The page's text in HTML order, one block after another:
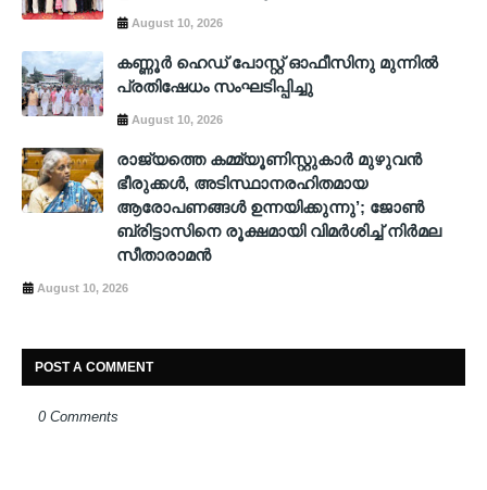
August 10, 2026
കണ്ണൂർ ഹെഡ് പോസ്റ്റ് ഓഫീസിനു മുന്നിൽ
പ്രതിഷേധം സംഘടിപ്പിച്ചു
August 10, 2026
രാജ്യത്തെ കമ്മ്യൂണിസ്റ്റുകാർ മുഴുവൻ
ഭീരുക്കൾ, അടിസ്ഥാനരഹിതമായ
ആരോപണങ്ങൾ ഉന്നയിക്കുന്നു’; ജോൺ
ബ്രിട്ടാസിനെ രൂക്ഷമായി വിമർശിച്ച് നിർമല
സീതാരാമൻ
August 10, 2026
POST A COMMENT
0 Comments